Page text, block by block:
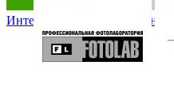
Интенсив по личному